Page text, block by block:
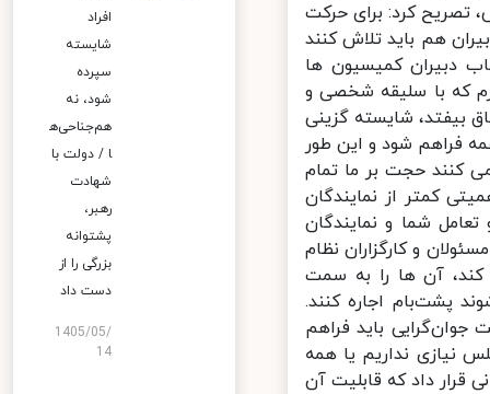
کرد: برای حرکت
هم باید تلاش کنند
دبیران کمیسیون ها
که با سلیقه شخصی و
بیفتد، شایسته گزینی
برای همه فراهم شود و این طور
کنند حجت بر ما تمام
کمتر از نمایندگان
شما و نمایندگان
و کارگزاران نظام
آن ها را به سمت
پشت‌بام اجاره کنند.
باید فراهم
نیازی نداریم یا همه
داد که قابلیت آن
افراد
شایسته
سپرده
شود، نه
هم‌جناحی‌ه
ا / دولت با
شهادت
رهبر،
پشتوانه
بزرگی را از
دست داد
1405/05/
14